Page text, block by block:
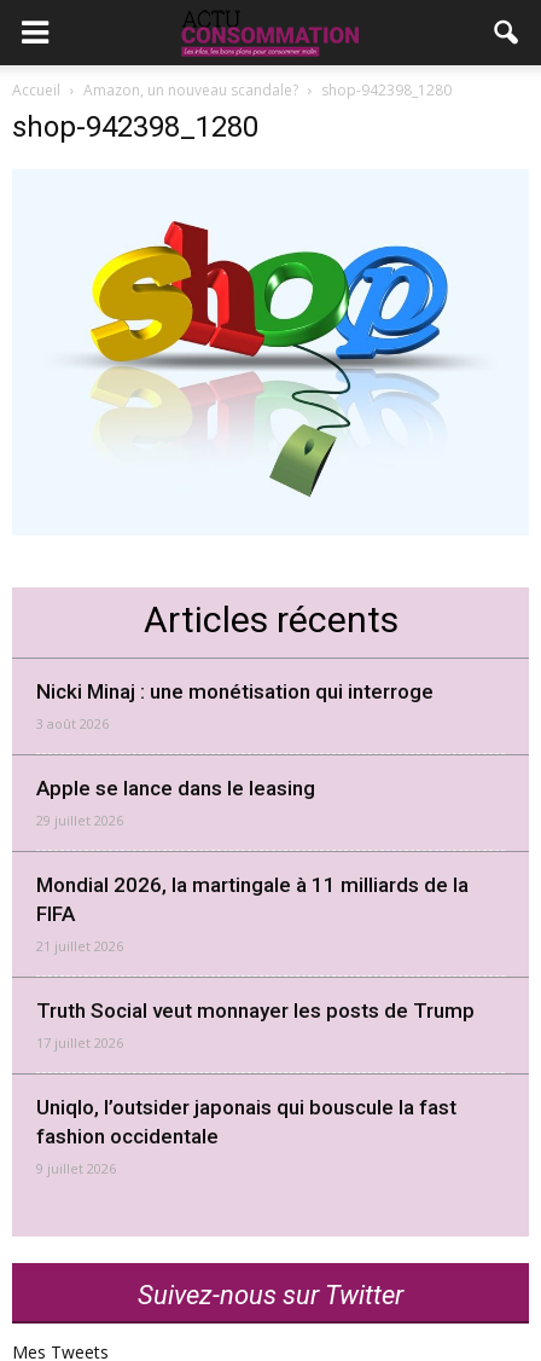
Accueil Amazon, un nouveau scandale? shop-942398_1280
shop-942398_1280
Articles récents
Nicki Minaj : une monétisation qui interroge
3 août 2026
Apple se lance dans le leasing
29 juillet 2026
Mondial 2026, la martingale à 11 milliards de la
FIFA
21 juillet 2026
Truth Social veut monnayer les posts de Trump
17 juillet 2026
Uniqlo, l’outsider japonais qui bouscule la fast
fashion occidentale
9 juillet 2026
Suivez-nous sur Twitter
Mes Tweets